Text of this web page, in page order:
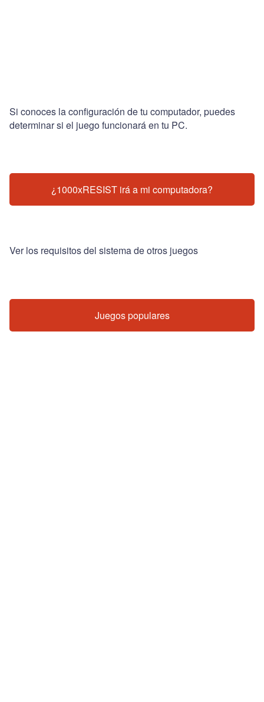
Si conoces la configuración de tu computador, puedes
determinar si el juego funcionará en tu PC.
¿1000xRESIST irá a mi computadora?
Ver los requisitos del sistema de otros juegos
Juegos populares